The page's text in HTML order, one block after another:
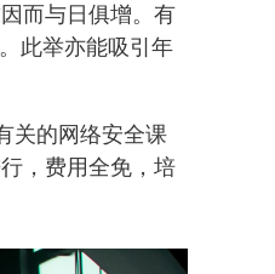
而与日俱增。有
此举亦能吸引年
关的网络安全课
，费用全免，培